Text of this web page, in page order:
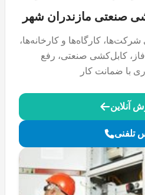
صنعتی مازندران شهر
کارگاه‌ها و کارخانه‌ها،
کابل‌کشی صنعتی، رفع
با ضمانت کار
آنلاین
تلفنی